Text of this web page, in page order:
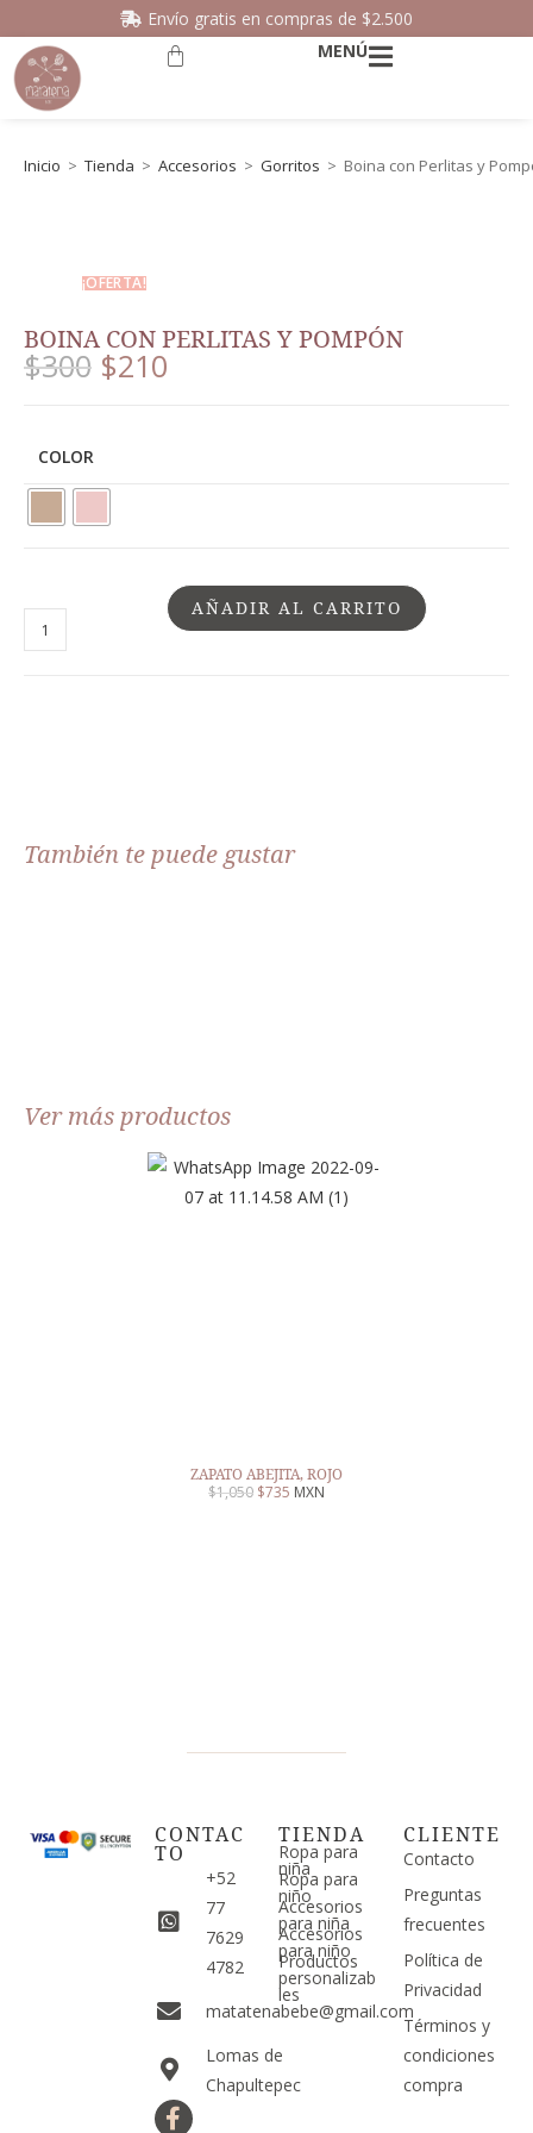
Envío gratis en compras de $2.500
MENÚ
Inicio > Tienda > Accesorios > Gorritos > Boina con Perlitas y
¡OFERTA!
BOINA CON PERLITAS Y POMPÓN
$300 $210
COLOR
AÑADIR AL CARRITO
También te puede gustar
Ver más productos
ZAPATO ABEJITA, ROJO
$1,050 $735 MXN
CONTAC
TO
+52
77
7629
4782
matatenabebe@gmail.com
Lomas de
Chapultepec
TIENDA
Ropa para
niña
Ropa para
niño
Accesorios
para niña
Accesorios
para niño
Productos
personalizab
les
CLIENTE
Contacto
Preguntas
frecuentes
Política de
Privacidad
Términos y
condiciones
compra